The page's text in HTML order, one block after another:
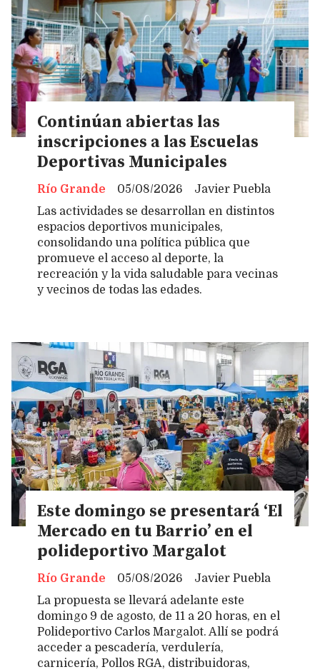
Continúan abiertas las
inscripciones a las Escuelas
Deportivas Municipales
Javier Puebla
Río Grande
05/08/2026
Las actividades se desarrollan en distintos
espacios deportivos municipales,
consolidando una política pública que
promueve el acceso al deporte, la
recreación y la vida saludable para vecinas
y vecinos de todas las edades.
Este domingo se presentará ‘El
Mercado en tu Barrio’ en el
polideportivo Margalot
Javier Puebla
Río Grande
05/08/2026
La propuesta se llevará adelante este
domingo 9 de agosto, de 11 a 20 horas, en el
Polideportivo Carlos Margalot. Allí se podrá
acceder a pescadería, verdulería,
carnicería, Pollos RGA, distribuidoras,